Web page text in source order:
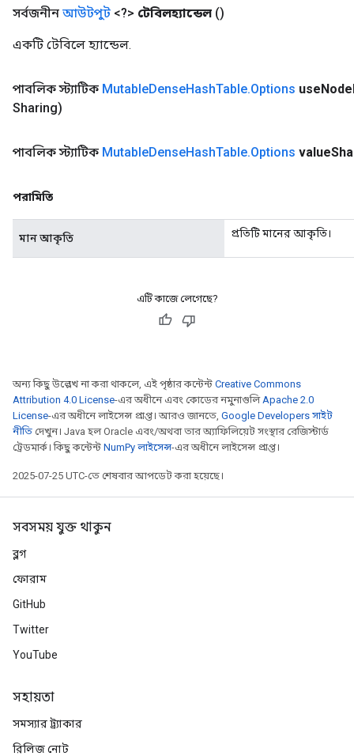
সর্বজনীন আউটপুট <?> টেবিলহ্যান্ডেল ()
একটি টেবিলে হ্যান্ডেল.
পাবলিক স্ট্যাটিক MutableDenseHashTable.Options useNode
Sharing)
পাবলিক স্ট্যাটিক MutableDenseHashTable.Options value
পরামিতি
মান আকৃতি প্রতিটি মানের আকৃতি।
এটি কাজে লেগেছে?
অন্য কিছু উল্লেখ না করা থাকলে, এই পৃষ্ঠার কন্টেন্ট Creative Commons
Attribution 4.0 License-এর অধীনে এবং কোডের নমুনাগুলিApache 2.0
License-এর অধীনে লাইসেন্স প্রাপ্ত। আরও জানতে, Google Developers সাইট
নীতি দেখুন। Java হল Oracle এবং/অথবা তার অ্যাফিলিয়েট সংস্থার রেজিস্টার্ড
ট্রেডমার্ক। কিছু কন্টেন্ট NumPy লাইসেন্স-এর অধীনে লাইসেন্স প্রাপ্ত।
2025-07-25 UTC-তে শেষবার আপডেট করা হয়েছে।
সবসময় যুক্ত থাকুন
ব্লগ
ফোরাম
GitHub
Twitter
YouTube
সহায়তা
সমস্যার ট্র্যাকার
রিলিজ নোট